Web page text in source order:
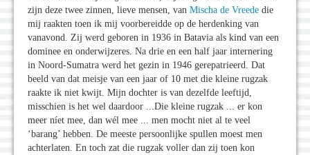
zijn deze twee zinnen, lieve mensen, van Mischa de Vreede die
mij raakten toen ik mij voorbereidde op de herdenking van
vanavond. Zij werd geboren in 1936 in Batavia als kind van een
dominee en onderwijzeres. Na drie en een half jaar internering
in Noord-Sumatra werd het gezin in 1946 gerepatrieerd. Dat
beeld van dat meisje van een jaar of 10 met die kleine rugzak
raakte ik niet kwijt. Mijn dochter is van dezelfde leeftijd,
misschien is het wel daardoor ...Die kleine rugzak ... er kon
meer níet mee, dan wél mee ... men mocht niet al te veel
‘barang’ hebben. De meeste persoonlijke spullen moest men
achterlaten. En toch zat die rugzak voller dan zij toen kon